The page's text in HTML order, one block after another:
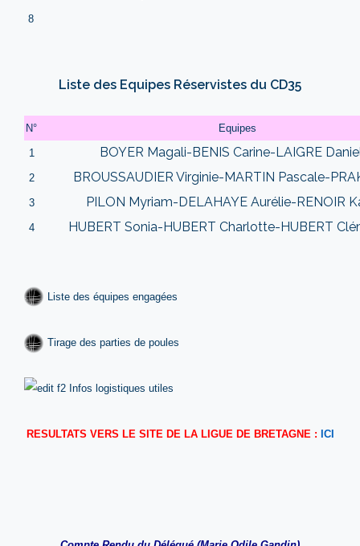
8
Liste des Equipes Réservistes du CD35
N° Equipes
1 BOYER Magali-BENIS Carine-LAIGRE
2 BROUSSAUDIER Virginie-MARTIN Pascale-
3 PILON Myriam-DELAHAYE Aurélie-RENOIR
4 HUBERT Sonia-HUBERT Charlotte-HUBERT
Liste des équipes engagées
Tirage des parties de poules
Infos logistiques utiles
RESULTATS VERS LE SITE DE LA LIGUE DE BRETAGNE : ICI